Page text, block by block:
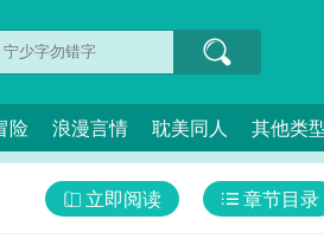
险 浪漫言情 耽美同人 其他类
章节目录
立即阅读